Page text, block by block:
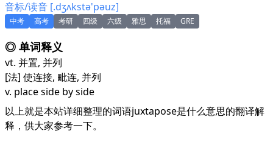
音标/读音 [.dʒʌkstә'pәuz]
中考 高考 考研 四级 六级 雅思 托福 GRE
◎ 单词释义
vt. 并置, 并列
[法] 使连接, 毗连, 并列
v. place side by side
以上就是本站详细整理的词语juxtapose是什么意思的翻译解
释，供大家参考一下。